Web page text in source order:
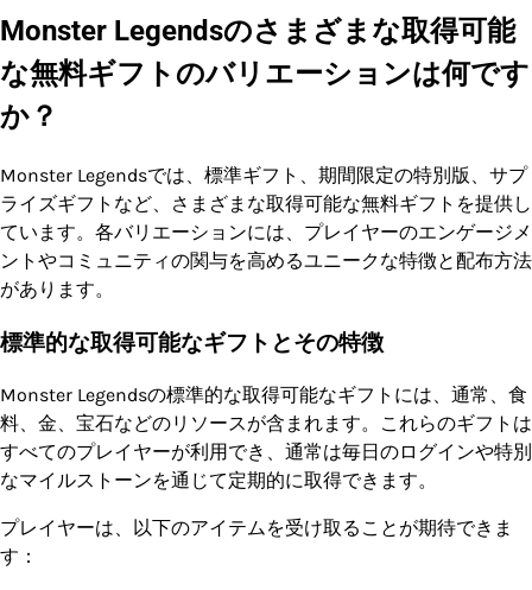
Monster Legendsのさまざまな取得可能
な無料ギフトのバリエーションは何です
か？
Monster Legendsでは、標準ギフト、期間限定の特別版、サプ
ライズギフトなど、さまざまな取得可能な無料ギフトを提供し
ています。各バリエーションには、プレイヤーのエンゲージメ
ントやコミュニティの関与を高めるユニークな特徴と配布方法
があります。
標準的な取得可能なギフトとその特徴
Monster Legendsの標準的な取得可能なギフトには、通常、食
料、金、宝石などのリソースが含まれます。これらのギフトは
すべてのプレイヤーが利用でき、通常は毎日のログインや特別
なマイルストーンを通じて定期的に取得できます。
プレイヤーは、以下のアイテムを受け取ることが期待できま
す：